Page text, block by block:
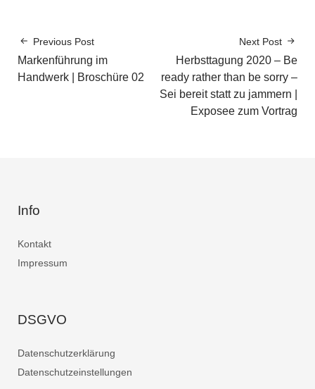
Previous Post
Markenführung im
Handwerk | Broschüre 02
Next Post
Herbsttagung 2020 – Be
ready rather than be sorry –
Sei bereit statt zu jammern |
Exposee zum Vortrag
Info
Kontakt
Impressum
DSGVO
Datenschutzerklärung
Datenschutzeinstellungen